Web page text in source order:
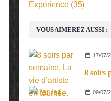
VOUS AIMEREZ AUSSI :
17/07/
09/07/
Expérience (35)